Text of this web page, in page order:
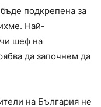
подкрепена за
Най-
шеф на
да започнем да
на България не